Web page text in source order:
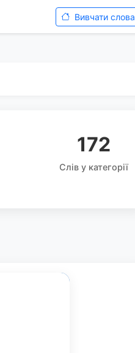
Вивчати слова
172
Слів у категорії